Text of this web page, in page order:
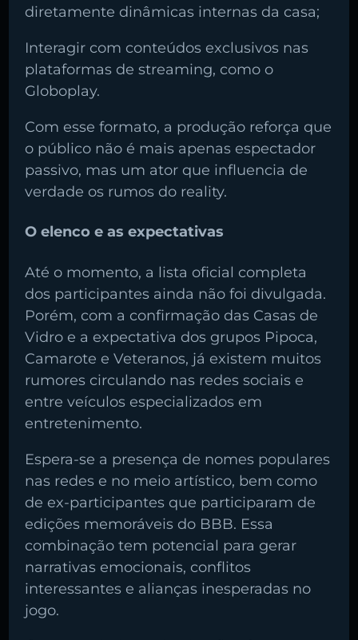
diretamente dinâmicas internas da casa;
Interagir com conteúdos exclusivos nas
plataformas de streaming, como o
Globoplay.
Com esse formato, a produção reforça que
o público não é mais apenas espectador
passivo, mas um ator que influencia de
verdade os rumos do reality.
O elenco e as expectativas
Até o momento, a lista oficial completa
dos participantes ainda não foi divulgada.
Porém, com a confirmação das Casas de
Vidro e a expectativa dos grupos Pipoca,
Camarote e Veteranos, já existem muitos
rumores circulando nas redes sociais e
entre veículos especializados em
entretenimento.
Espera-se a presença de nomes populares
nas redes e no meio artístico, bem como
de ex-participantes que participaram de
edições memoráveis do BBB. Essa
combinação tem potencial para gerar
narrativas emocionais, conflitos
interessantes e alianças inesperadas no
jogo.